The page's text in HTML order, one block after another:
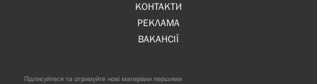
КОНТАКТИ
РЕКЛАМА
ВАКАНСІЇ
Підписуйтеся та отримуйте нові матеріали першими